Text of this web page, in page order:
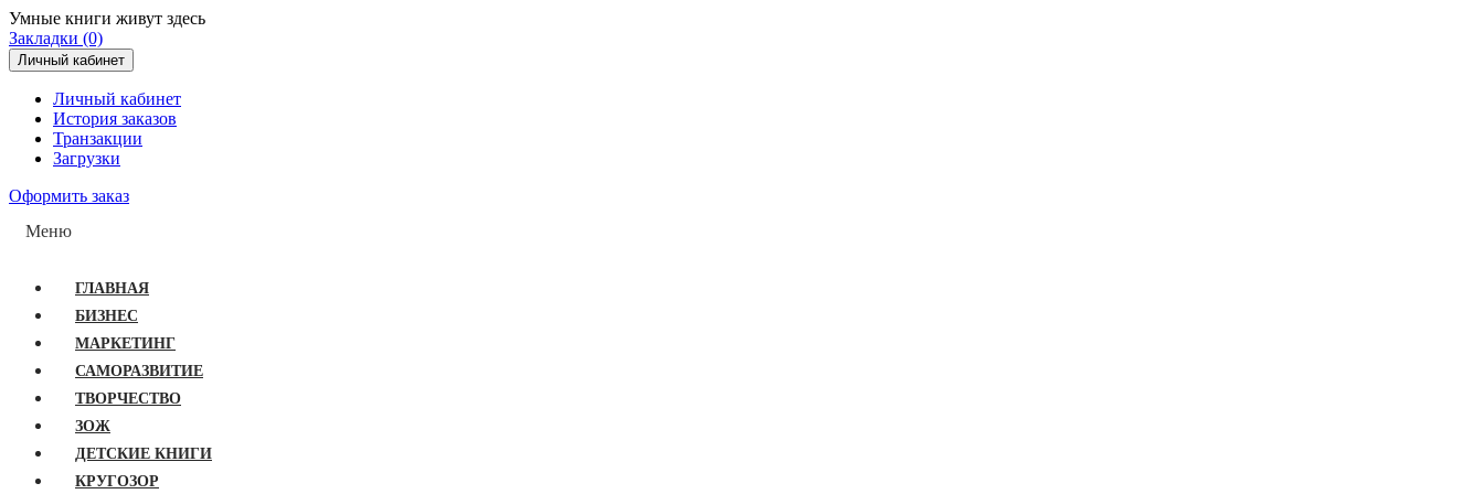
Умные книги живут здесь
Закладки (0)
Личный кабинет
Личный кабинет
История заказов
Транзакции
Загрузки
Оформить заказ
Меню
ГЛАВНАЯ
БИЗНЕС
МАРКЕТИНГ
САМОРАЗВИТИЕ
ТВОРЧЕСТВО
ЗОЖ
ДЕТСКИЕ КНИГИ
КРУГОЗОР